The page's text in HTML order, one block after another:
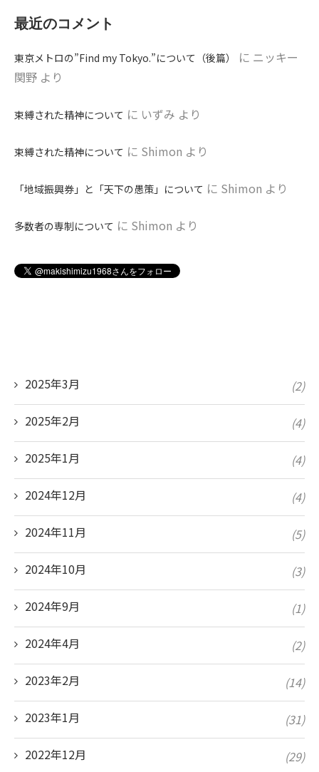
最近のコメント
東京メトロの”Find my Tokyo.”について（後篇） に ニッキー
関野 より
束縛された精神について に いずみ より
束縛された精神について に Shimon より
「地域振興券」と「天下の愚策」について に Shimon より
多数者の専制について に Shimon より
2025年3月 (2)
2025年2月 (4)
2025年1月 (4)
2024年12月 (4)
2024年11月 (5)
2024年10月 (3)
2024年9月 (1)
2024年4月 (2)
2023年2月 (14)
2023年1月 (31)
2022年12月 (29)